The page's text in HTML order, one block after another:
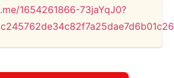
1654261866-73jaYqJ0?